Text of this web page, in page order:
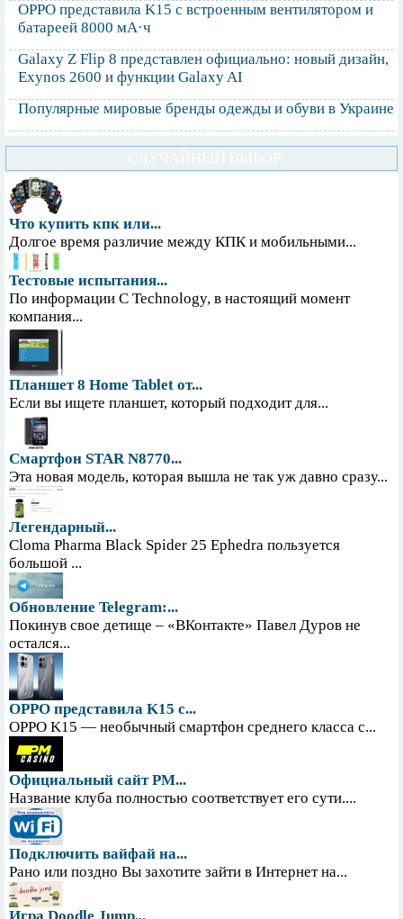
OPPO представила K15 с встроенным вентилятором и
батареей 8000 мА·ч
Galaxy Z Flip 8 представлен официально: новый дизайн,
Exynos 2600 и функции Galaxy AI
Популярные мировые бренды одежды и обуви в Украине
Что купить кпк или...
Долгое время различие между КПК и мобильными...
Тестовые испытания...
По информации С Technology, в настоящий момент
компания...
Планшет 8 Home Tablet от...
Если вы ищете планшет, который подходит для...
Смартфон STAR N8770...
Эта новая модель, которая вышла не так уж давно сразу...
Легендарный...
Cloma Pharma Black Spider 25 Ephedra пользуется
большой ...
Обновление Telegram:...
Покинув свое детище – «ВКонтакте» Павел Дуров не
остался...
OPPO представила K15 с...
OPPO K15 — необычный смартфон среднего класса с...
Официальный сайт PM...
Название клуба полностью соответствует его сути....
Подключить вайфай на...
Рано или поздно Вы захотите зайти в Интернет на...